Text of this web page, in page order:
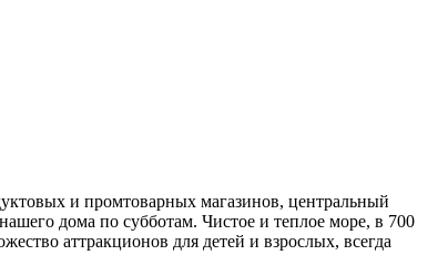
и промтоварных магазинов, центральный
дома по субботам. Чистое и теплое море, в 700
аттракционов для детей и взрослых, всегда